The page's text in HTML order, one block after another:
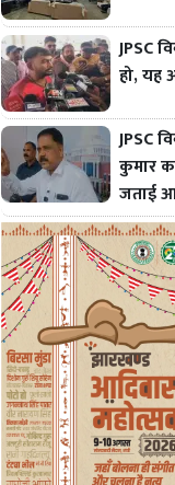
JPSC
हो, यह
JPSC
कुमार
जताई